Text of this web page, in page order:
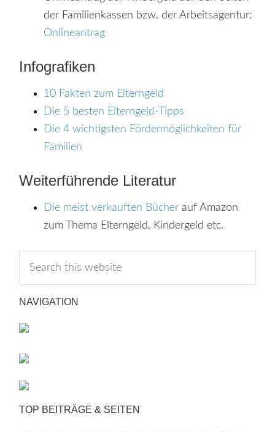
der Familienkassen bzw. der Arbeitsagentur:
Onlineantrag
Infografiken
10 Fakten zum Elterngeld
Die 5 besten Elterngeld-Tipps
Die 4 wichtigsten Fördermöglichkeiten für
Familien
Weiterführende Literatur
Die meist verkauften Bücher auf Amazon
zum Thema Elterngeld, Kindergeld etc.
NAVIGATION
TOP BEITRÄGE & SEITEN